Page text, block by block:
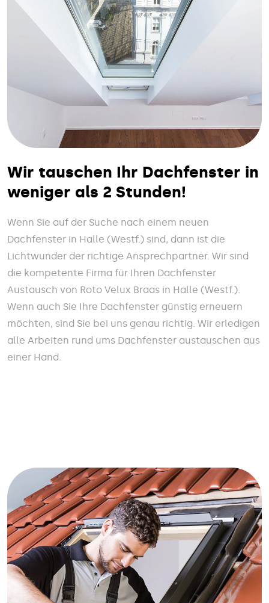
Wir tauschen Ihr Dachfenster in
weniger als 2 Stunden!
Wenn Sie auf der Suche nach einem neuen
Dachfenster in Halle (Westf.) sind, dann ist die
Lichtwunder der richtige Ansprechpartner. Wir sind
die kompetente Firma für Ihren Dachfenster
Austausch von Roto Velux Braas in Halle (Westf.).
Wenn auch Sie Ihre Dachfenster günstig erneuern
möchten, sind Sie bei uns genau richtig. Wir erledigen
alle Arbeiten rund ums Dachfenster austauschen aus
einer Hand.